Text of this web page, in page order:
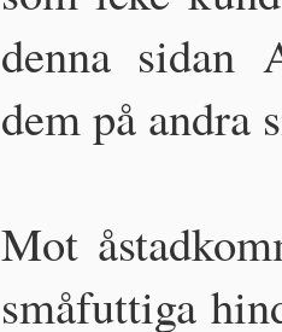
denna sidan
dem på andra
Mot
småfuttiga